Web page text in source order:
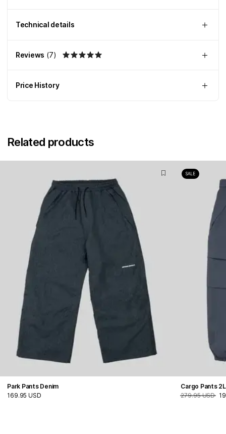
Technical details
Reviews (7)
Price History
Related products
Park Pants Denim
169.95 USD
SALE
Cargo Pants 2L
279.95 USD